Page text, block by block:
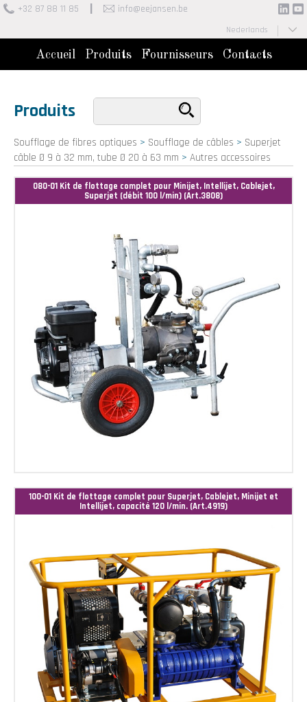
+32 87 88 11 85 info@eejansen.be
Nederlands
Français
Accueil Produits Fournisseurs Contacts
Produits
Soufflage de fibres optiques > Soufflage de câbles > Superjet
câble Ø 9 à 32 mm, tube Ø 20 à 63 mm > Autres accessoires
080-01 Kit de flottage complet pour Minijet, Intellijet, Cablejet,
Superjet (débit 100 l/min) (Art.3808)
100-01 Kit de flottage complet pour Superjet, Cablejet, Minijet et
Intellijet, capacité 120 l/min. (Art.4919)